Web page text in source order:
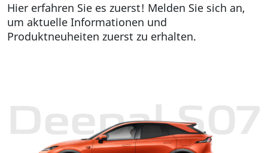
Hier erfahren Sie es zuerst! Melden Sie sich an,
um aktuelle Informationen und
Produktneuheiten zuerst zu erhalten.
Deepal S07